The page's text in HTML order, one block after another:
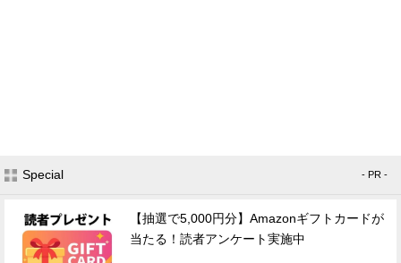
Special - PR -
【抽選で5,000円分】Amazonギフトカードが
当たる！読者アンケート実施中